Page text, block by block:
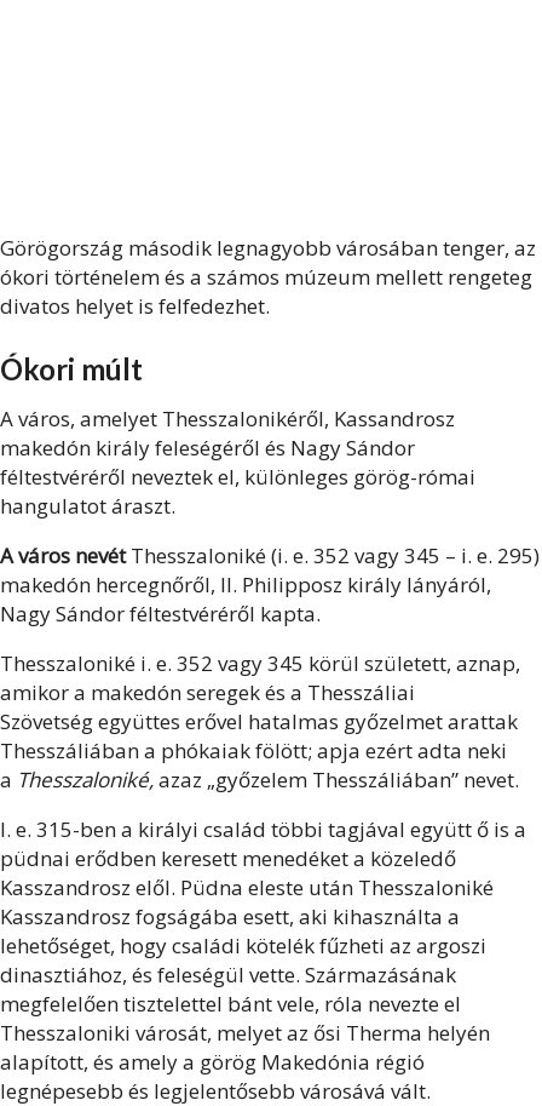
Görögország második legnagyobb városában tenger, az
ókori történelem és a számos múzeum mellett rengeteg
divatos helyet is felfedezhet.
Ókori múlt
A város, amelyet Thesszalonikéről, Kassandrosz
makedón király feleségéről és Nagy Sándor
féltestvéréről neveztek el, különleges görög-római
hangulatot áraszt.
A város nevétThesszaloniké (i. e. 352 vagy 345 – i. e. 295)
makedón hercegnőről, II. Philipposz király lányáról,
Nagy Sándor féltestvéréről kapta.
Thesszaloniké i. e. 352 vagy 345 körül született, aznap,
amikor a makedón seregek és a Thesszáliai
Szövetség együttes erővel hatalmas győzelmet arattak
Thesszáliában a phókaiak fölött; apja ezért adta neki
a Thesszaloniké,azaz „győzelem Thesszáliában” nevet.
I. e. 315-ben a királyi család többi tagjával együtt ő is a
püdnai erődben keresett menedéket a közeledő
Kasszandrosz elől. Püdna eleste után Thesszaloniké
Kasszandrosz fogságába esett, aki kihasználta a
lehetőséget, hogy családi kötelék fűzheti az argoszi
dinasztiához, és feleségül vette. Származásának
megfelelően tisztelettel bánt vele, róla nevezte el
Thesszaloniki városát, melyet az ősi Therma helyén
alapított, és amely a görög Makedónia régió
legnépesebb és legjelentősebb városává vált.